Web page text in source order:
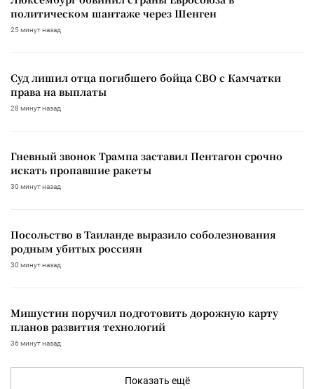
политическом шантаже через Шенген
25 минут назад
Суд лишил отца погибшего бойца СВО с Камчатки
права на выплаты
28 минут назад
Гневный звонок Трампа заставил Пентагон срочно
искать пропавшие ракеты
30 минут назад
Посольство в Таиланде выразило соболезнования
родным убитых россиян
30 минут назад
Мишустин поручил подготовить дорожную карту
планов развития технологий
36 минут назад
Показать ещё